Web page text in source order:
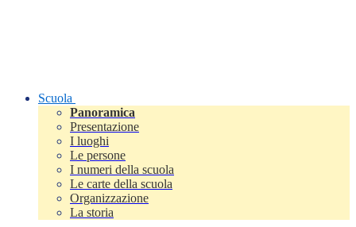
Scuola
Panoramica
Presentazione
I luoghi
Le persone
I numeri della scuola
Le carte della scuola
Organizzazione
La storia